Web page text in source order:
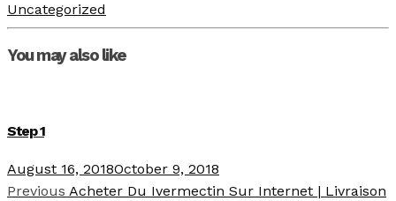
Uncategorized
You may also like
Step 1
August 16, 2018October 9, 2018
Previous Acheter Du Ivermectin Sur Internet | Livraison